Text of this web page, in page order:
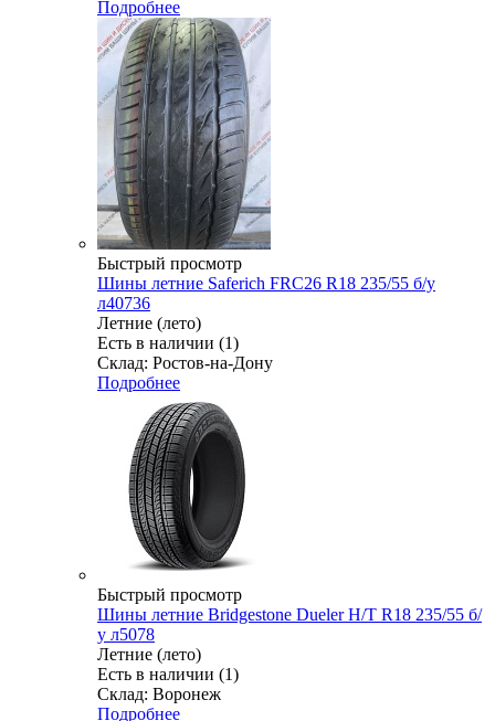
Подробнее
Быстрый просмотр
Шины летние Saferich FRC26 R18 235/55 б/у
л40736
Летние (лето)
Есть в наличии (1)
Склад: Ростов-на-Дону
Подробнее
Быстрый просмотр
Шины летние Bridgestone Dueler H/T R18 235/55 б/
у л5078
Летние (лето)
Есть в наличии (1)
Склад: Воронеж
Подробнее